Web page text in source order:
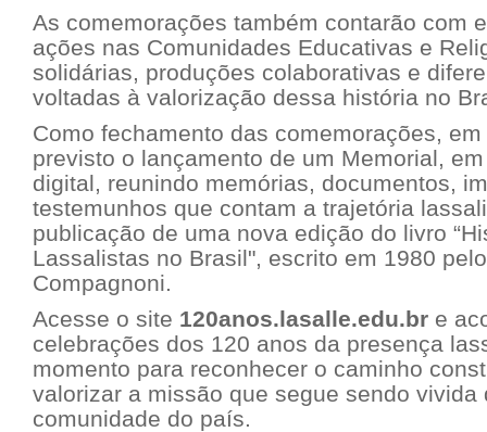
As comemorações também contarão com
ações nas Comunidades Educativas e
solidárias, produções colaborativas e
voltadas à valorização dessa história no
Como fechamento das comemorações,
previsto o lançamento de um Memorial,
digital, reunindo memórias, documentos,
testemunhos que contam a trajetória
publicação de uma nova edição do livro
Lassalistas no Brasil", escrito em 1980
Compagnoni.
Acesse o site 120anos.lasalle.edu.br e
celebrações dos 120 anos da presença
momento para reconhecer o caminho
valorizar a missão que segue sendo vivida
comunidade do país.